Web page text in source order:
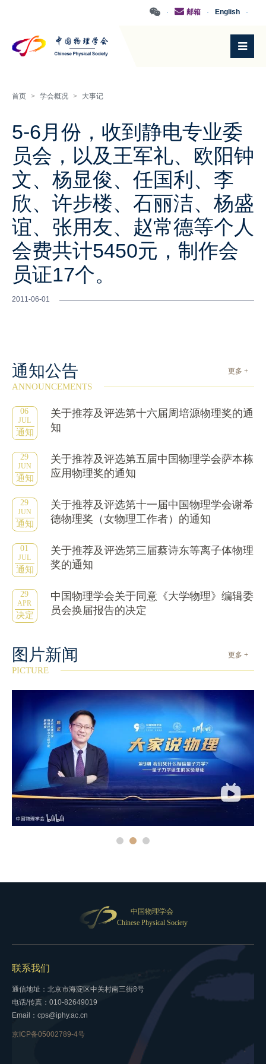
·
English
·
邮箱
·
首页 > 学会概况 > 大事记
5-6月份，收到静电专业委
员会，以及王军礼、欧阳钟
文、杨显俊、任国利、李
欣、许步楼、石丽洁、杨盛
谊、张用友、赵常德等个人
会费共计5450元，制作会
员证17个。
2011-06-01
通知公告 更多 +
ANNOUNCEMENTS
06
JUL
通知
关于推荐及评选第十六届周培源物理奖的通
知
29
JUN
通知
关于推荐及评选第五届中国物理学会萨本栋
应用物理奖的通知
29
JUN
通知
关于推荐及评选第十一届中国物理学会谢希
德物理奖（女物理工作者）的通知
01
JUL
通知
关于推荐及评选第三届蔡诗东等离子体物理
奖的通知
29
APR
决定
中国物理学会关于同意《大学物理》编辑委
员会换届报告的决定
更多 +
图片新闻
PICTURE
中国物理学会
Chinese Physical Society
联系我们
通信地址：北京市海淀区中关村南三街8号
电话/传真：010-82649019
Email：cps@iphy.ac.cn
京ICP备05002789-4号